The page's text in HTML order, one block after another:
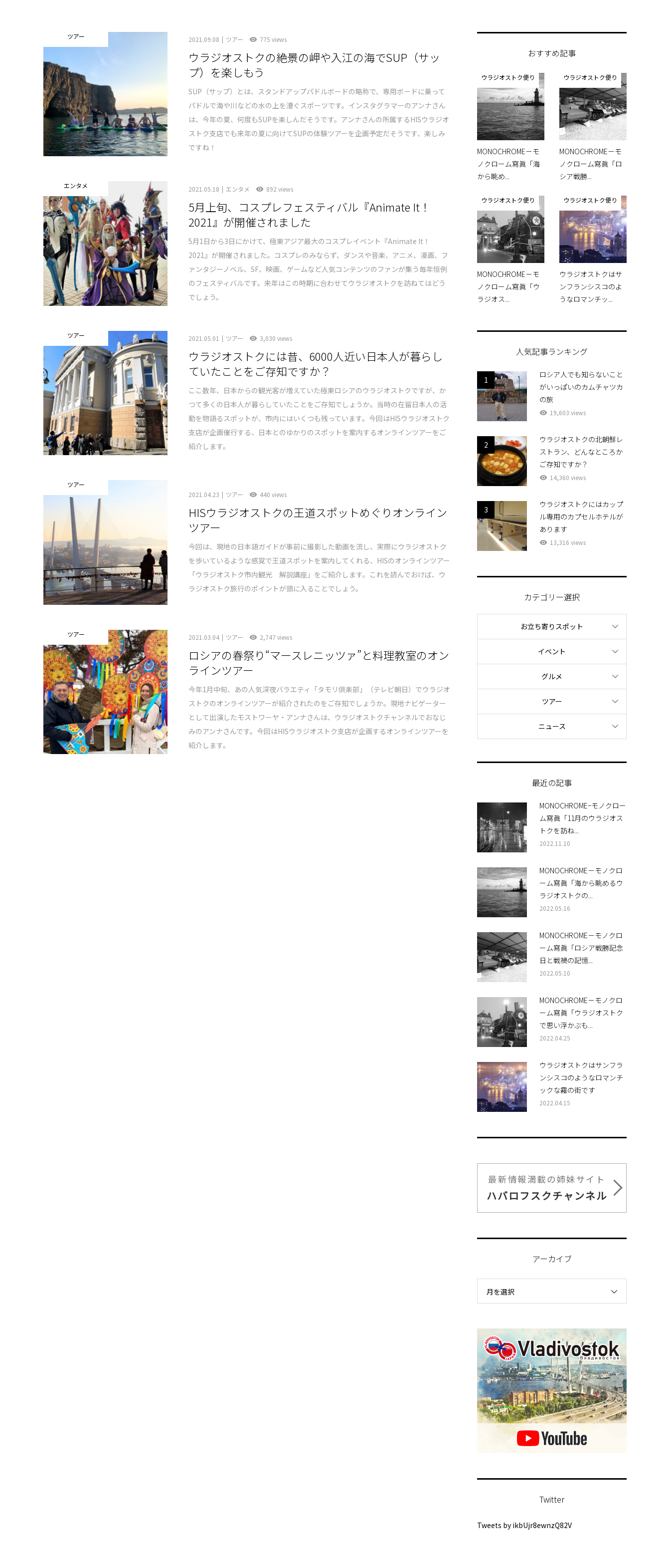
ツアー 2021.09.08 ツアー 775 views
ウラジオストクの絶景の岬や入江の海でSUP（サッ
プ）を楽しもう
SUP（サップ）とは、スタンドアップパドルボードの略称で、専用ボードに乗って
パドルで海や川などの水の上を漕ぐスポーツです。インスタグラマーのアンナさん
は、今年の夏、何度もSUPを楽しんだそうです。アンナさんの所属するHISウラジオ
ストク支店でも来年の夏に向けてSUPの体験ツアーを企画予定だそうです、楽しみ
ですね！
エンタメ 2021.05.18 エンタメ 892 views
5月上旬、コスプレフェスティバル『Animate It！
2021』が開催されました
5月1日から3日にかけて、極東アジア最大のコスプレイベント『Animate It！
2021』が開催されました。コスプレのみならず、ダンスや音楽、アニメ、漫画、フ
ァンタジーノベル、SF、映画、ゲームなど人気コンテンツのファンが集う毎年恒例
のフェスティバルです。来年はこの時期に合わせてウラジオストクを訪ねてはどう
でしょう。
ツアー 2021.05.01 ツアー 3,030 views
ウラジオストクには昔、6000人近い日本人が暮らし
ていたことをご存知ですか？
ここ数年、日本からの観光客が増えていた極東ロシアのウラジオストクですが、か
つて多くの日本人が暮らしていたことをご存知でしょうか。当時の在留日本人の活
動を物語るスポットが、市内にはいくつも残っています。今回はHISウラジオストク
支店が企画催行する、日本とのゆかりのスポットを案内するオンラインツアーをご
紹介します。
ツアー
2021.04.23
ツアー 440 views
HISウラジオストクの王道スポットめぐりオンライン
ツアー
今回は、現地の日本語ガイドが事前に撮影した動画を流し、実際にウラジオストク
を歩いているような感覚で王道スポットを案内してくれる、HISのオンラインツアー
「ウラジオストク市内観光 解説講座」をご紹介します。これを読んでおけば、ウ
ラジオストク旅行のポイントが頭に入ることでしょう。
ツアー 2021.03.04 ツアー 2,747 views
ロシアの春祭り“マースレニッツァ”と料理教室のオン
ラインツアー
今年1月中旬、あの人気深夜バラエティ「タモリ倶楽部」（テレビ朝日）でウラジオ
ストクのオンラインツアーが紹介されたのをご存知でしょうか。現地ナビゲーター
として出演したモストワーヤ・アンナさんは、ウラジオストクチャンネルでおなじ
みのアンナさんです。今回はHISウラジオストク支店が企画するオンラインツアーを
紹介します。
おすすめ記事
ウラジオストク便り
MONOCHROME－モ
ノクローム寫眞「海
から眺め...
ウラジオストク便り
MONOCHROME－モ
ノクローム寫眞「ロ
シア戦勝...
ウラジオストク便り
MONOCHROME－モ
ノクローム寫眞「ウ
ラジオス...
ウラジオストク便り
ウラジオストクはサ
ンフランシスコのよ
うなロマンチッ...
人気記事ランキング
1
ロシア人でも知らないこと
がいっぱいのカムチャツカ
の旅
19,603 views
2
ウラジオストクの北朝鮮レ
ストラン、どんなところか
ご存知ですか？
14,360 views
3
ウラジオストクにはカップ
ル専用のカプセルホテルが
あります
13,316 views
カテゴリー選択
お立ち寄りスポット
イベント
グルメ
ツアー
ニュース
最近の記事
MONOCHROME−モノクロー
ム寫眞「11月のウラジオス
トクを訪ね...
2022.11.10
MONOCHROME－モノクロ
ーム寫眞「海から眺めるウ
ラジオストクの...
2022.05.16
MONOCHROME－モノクロ
ーム寫眞「ロシア戦勝記念
日と戦禍の記憶...
2022.05.10
MONOCHROME－モノクロ
ーム寫眞「ウラジオストク
で思い浮かぶも...
2022.04.25
ウラジオストクはサンフラ
ンシスコのようなロマンチ
ックな霧の街です
2022.04.15
最新情報満載の姉妹サイト
ハバロフスクチャンネル
アーカイブ
月を選択
Twitter
Tweets by ikbUjr8ewnzQ82V